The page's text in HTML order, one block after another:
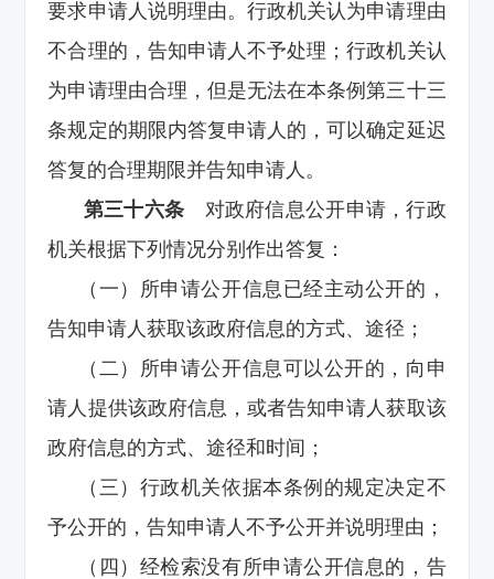
要求申请人说明理由。行政机关认为申请理由
不合理的，告知申请人不予处理；行政机关认
为申请理由合理，但是无法在本条例第三十三
条规定的期限内答复申请人的，可以确定延迟
答复的合理期限并告知申请人。
第三十六条 对政府信息公开申请，行政
机关根据下列情况分别作出答复：
（一）所申请公开信息已经主动公开的，
告知申请人获取该政府信息的方式、途径；
（二）所申请公开信息可以公开的，向申
请人提供该政府信息，或者告知申请人获取该
政府信息的方式、途径和时间；
（三）行政机关依据本条例的规定决定不
予公开的，告知申请人不予公开并说明理由；
（四）经检索没有所申请公开信息的，告